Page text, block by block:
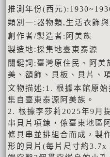
推測年份(西元
類別一:器物類,生活衣飾
創作者/製造者:阿美族
製造地:採集地臺東泰源
關鍵詞:臺灣原住民、阿
美、額飾、貝板、貝片、
文物描述:1. 根據本館原
集自臺東泰源阿美族。
2. 根據李莎莉2025年9月
串貝片項鍊，係臺東地區
條貝串並排組合而成，製
形的貝片(每片尺寸約